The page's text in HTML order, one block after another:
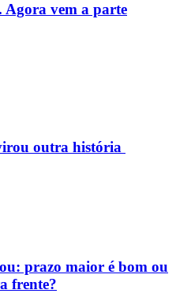
Agora vem a parte
outra história
prazo maior é bom ou
frente?